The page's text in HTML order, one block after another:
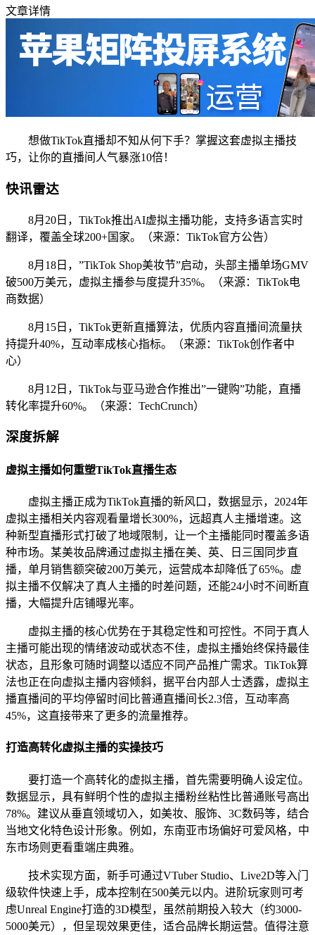
文章详情
想做TikTok直播却不知从何下手？掌握这套虚拟主播技
巧，让你的直播间人气暴涨10倍！
快讯雷达
8月20日，TikTok推出AI虚拟主播功能，支持多语言实时
翻译，覆盖全球200+国家。（来源：TikTok官方公告）
8月18日，”TikTok Shop美妆节”启动，头部主播单场GMV
破500万美元，虚拟主播参与度提升35%。（来源：TikTok电
商数据）
8月15日，TikTok更新直播算法，优质内容直播间流量扶
持提升40%，互动率成核心指标。（来源：TikTok创作者中
心）
8月12日，TikTok与亚马逊合作推出”一键购”功能，直播
转化率提升60%。（来源：TechCrunch）
深度拆解
虚拟主播如何重塑TikTok直播生态
虚拟主播正成为TikTok直播的新风口，数据显示，2024年
虚拟主播相关内容观看量增长300%，远超真人主播增速。这
种新型直播形式打破了地域限制，让一个主播能同时覆盖多语
种市场。某美妆品牌通过虚拟主播在美、英、日三国同步直
播，单月销售额突破200万美元，运营成本却降低了65%。虚
拟主播不仅解决了真人主播的时差问题，还能24小时不间断直
播，大幅提升店铺曝光率。
虚拟主播的核心优势在于其稳定性和可控性。不同于真人
主播可能出现的情绪波动或状态不佳，虚拟主播始终保持最佳
状态，且形象可随时调整以适应不同产品推广需求。TikTok算
法也正在向虚拟主播内容倾斜，据平台内部人士透露，虚拟主
播直播间的平均停留时间比普通直播间长2.3倍，互动率高
45%，这直接带来了更多的流量推荐。
打造高转化虚拟主播的实操技巧
要打造一个高转化的虚拟主播，首先需要明确人设定位。
数据显示，具有鲜明个性的虚拟主播粉丝粘性比普通账号高出
78%。建议从垂直领域切入，如美妆、服饰、3C数码等，结合
当地文化特色设计形象。例如，东南亚市场偏好可爱风格，中
东市场则更看重端庄典雅。
技术实现方面，新手可通过VTuber Studio、Live2D等入门
级软件快速上手，成本控制在500美元以内。进阶玩家则可考
虑Unreal Engine打造的3D模型，虽然前期投入较大（约3000-
5000美元），但呈现效果更佳，适合品牌长期运营。值得注意